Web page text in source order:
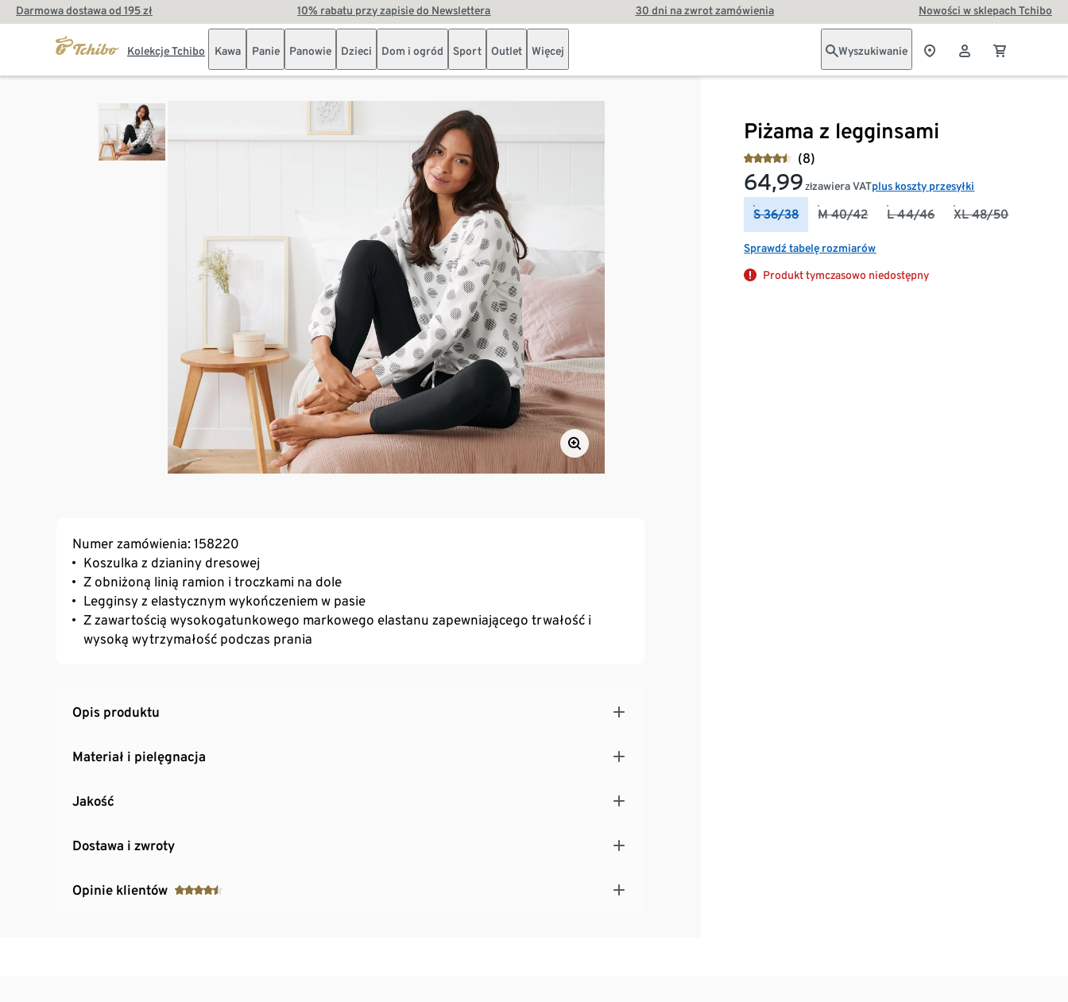
Darmowa dostawa od 195 zł 10% rabatu przy zapisie do Newslettera 30 dni na zwrot zamówienia Nowości w sklepach Tchibo
Kolekcje Tchibo Kawa Panie Panowie Dzieci Dom i ogród Sport Outlet Więcej Wyszukiwanie
Piżama z legginsami
(8)
64,99 złzawiera VATplus koszty przesyłki
S 36/38 M 40/42 L 44/46 XL 48/50
Sprawdź tabelę rozmiarów
Produkt tymczasowo niedostępny
Numer zamówienia: 158220
Koszulka z dzianiny dresowej
Z obniżoną linią ramion i troczkami na dole
Legginsy z elastycznym wykończeniem w pasie
Z zawartością wysokogatunkowego markowego elastanu zapewniającego trwałość i
wysoką wytrzymałość podczas prania
Opis produktu
Materiał i pielęgnacja
Jakość
Dostawa i zwroty
Opinie klientów